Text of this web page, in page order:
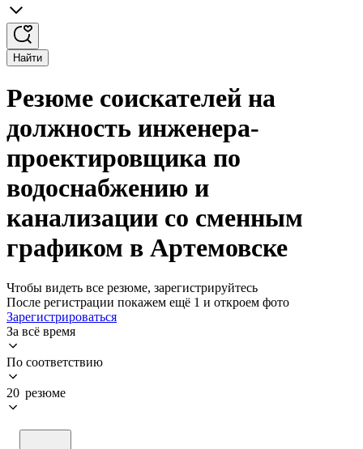
Найти
Резюме соискателей на
должность инженера-
проектировщика по
водоснабжению и
канализации со сменным
графиком в Артемовске
Чтобы видеть все резюме, зарегистрируйтесь
После регистрации покажем ещё 1 и откроем фото
Зарегистрироваться
За всё время
По соответствию
20 резюме